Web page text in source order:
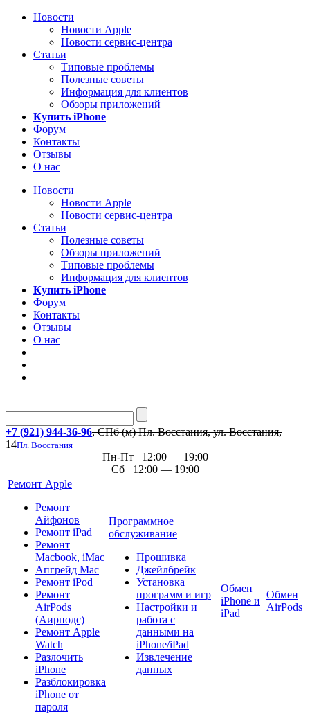
Новости
Новости Apple
Новости сервис-центра
Статьи
Типовые проблемы
Полезные советы
Информация для клиентов
Обзоры приложений
Купить iPhone
Форум
Контакты
Отзывы
О нас
Новости
Новости Apple
Новости сервис-центра
Статьи
Полезные советы
Обзоры приложений
Типовые проблемы
Информация для клиентов
Купить iPhone
Форум
Контакты
Отзывы
О нас
+7 (921) 944-36-96, СПб (м) Пл. Восстания, ул. Восстания,
14Пл. Восстания
Пн-Пт 12:00 — 19:00
Сб 12:00 — 19:00
Ремонт Apple
Ремонт
Айфонов
Ремонт iPad
Ремонт
Macbook, iMac
Апгрейд Mac
Ремонт iPod
Ремонт
AirPods
(Аирподс)
Ремонт Apple
Watch
Разлочить
iPhone
Разблокировка
iPhone от
пароля
Программное
обслуживание
Прошивка
Джейлбрейк
Установка
программ и игр
Настройки и
работа с
данными на
iPhone/iPad
Извлечение
данных
Обмен
iPhone и
iPad
Обмен
AirPods